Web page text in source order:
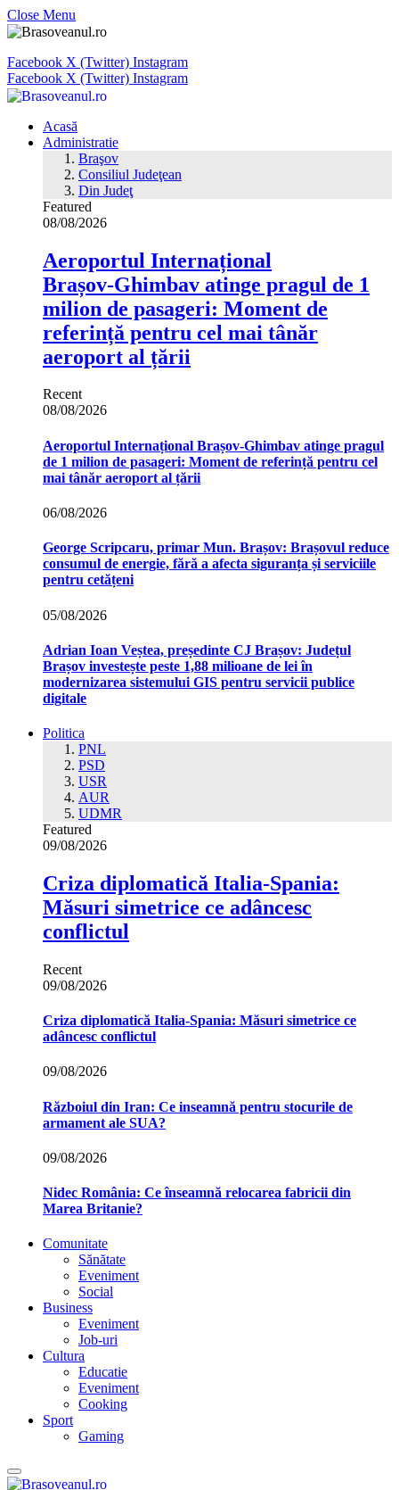
Close Menu
Facebook X (Twitter) Instagram
Facebook X (Twitter) Instagram
Acasă
Administratie
Braşov
Consiliul Judeţean
Din Judeţ
Featured
08/08/2026
Aeroportul Internațional
Brașov‑Ghimbav atinge pragul de 1
milion de pasageri: Moment de
referință pentru cel mai tânăr
aeroport al țării
Recent
08/08/2026
Aeroportul Internațional Brașov‑Ghimbav atinge pragul
de 1 milion de pasageri: Moment de referință pentru cel
mai tânăr aeroport al țării
06/08/2026
George Scripcaru, primar Mun. Brașov: Brașovul reduce
consumul de energie, fără a afecta siguranța și serviciile
pentru cetățeni
05/08/2026
Adrian Ioan Veștea, președinte CJ Brașov: Județul
Brașov investește peste 1,88 milioane de lei în
modernizarea sistemului GIS pentru servicii publice
digitale
Politica
PNL
PSD
USR
AUR
UDMR
Featured
09/08/2026
Criza diplomatică Italia-Spania:
Măsuri simetrice ce adâncesc
conflictul
Recent
09/08/2026
Criza diplomatică Italia-Spania: Măsuri simetrice ce
adâncesc conflictul
09/08/2026
Războiul din Iran: Ce inseamnă pentru stocurile de
armament ale SUA?
09/08/2026
Nidec România: Ce înseamnă relocarea fabricii din
Marea Britanie?
Comunitate
Sănătate
Eveniment
Social
Business
Eveniment
Job-uri
Cultura
Educatie
Eveniment
Cooking
Sport
Gaming